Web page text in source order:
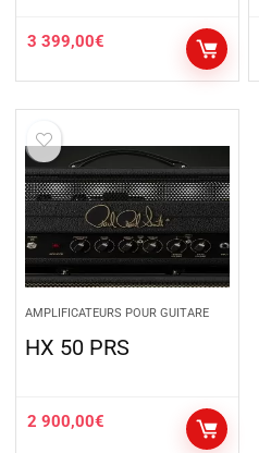
3 399,00€
AMPLIFICATEURS POUR GUITARE
HX 50 PRS
2 900,00€